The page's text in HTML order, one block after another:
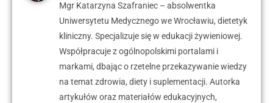
Mgr Katarzyna Szafraniec – absolwentka
Uniwersytetu Medycznego we Wrocławiu, dietetyk
kliniczny. Specjalizuje się w edukacji żywieniowej.
Współpracuje z ogólnopolskimi portalami i
markami, dbając o rzetelne przekazywanie wiedzy
na temat zdrowia, diety i suplementacji. Autorka
artykułów oraz materiałów edukacyjnych,